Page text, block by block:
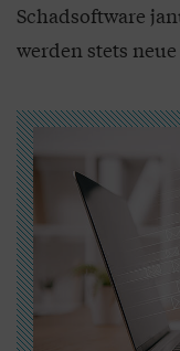
Schadsoftware
werden stets